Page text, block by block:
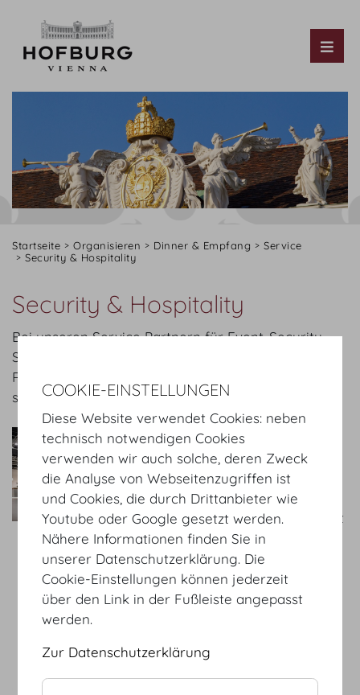
Startseite Organisieren Dinner & Empfang
Service
Security & Hospitality
Security & Hospitality
Bei unseren Service Partnern für Event-Security,
Sicherheitskontrollen, Zufahrtsregelung,
Raumabsicherung und Personenschutz sind Sie in
sicheren Händen.
easystaff
Wir erfüllen Ihre
Veranstaltung mit Leben!
Seit über 10 Jahren
betreuen wir zusammen mit
unseren Hostessen
verlässlich, umsichtig und
immer mit dem Gespür für
das gewisse Etwas die
zum Service Partner
COOKIE-EINSTELLUNGEN
Diese Website verwendet Cookies: neben
technisch notwendigen Cookies
verwenden wir auch solche, deren Zweck
die Analyse von Webseitenzugriffen ist
und Cookies, die durch Drittanbieter wie
Youtube oder Google gesetzt werden.
Nähere Informationen finden Sie in
unserer Datenschutzerklärung. Die
Cookie-Einstellungen können jederzeit
über den Link in der Fußleiste angepasst
werden.
Zur Datenschutzerklärung